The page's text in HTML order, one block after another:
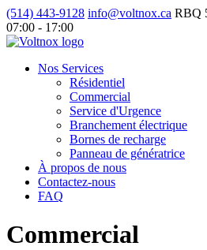
(514) 443-9128 info@voltnox.ca RBQ
07:00 - 17:00
Nos Services
Résidentiel
Commercial
Service d'Urgence
Branchement électrique
Bornes de recharge
Panneau de génératrice
À propos de nous
Contactez-nous
FAQ
Commercial